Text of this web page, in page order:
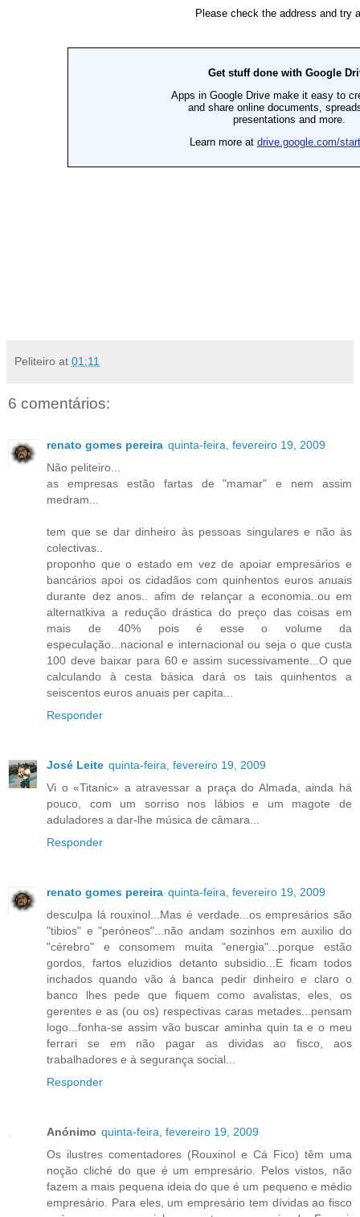
Peliteiro at 01:11
6 comentários:
renato gomes pereira quinta-feira, fevereiro 19, 2009
Não peliteiro...
as empresas estão fartas de "mamar" e nem assim
medram...
tem que se dar dinheiro às pessoas singulares e não às
colectivas..
proponho que o estado em vez de apoiar empresários e
bancários apoi os cidadãos com quinhentos euros anuais
durante dez anos.. afim de relançar a economia..ou em
alternatkiva a redução drástica do preço das coisas em
mais de 40% pois é esse o volume da
especulação...nacional e internacional ou seja o que custa
100 deve baixar para 60 e assim sucessivamente...O que
calculando à cesta básica dará os tais quinhentos a
seiscentos euros anuais per capita...
Responder
José Leite quinta-feira, fevereiro 19, 2009
Vi o «Titanic» a atravessar a praça do Almada, ainda há
pouco, com um sorriso nos lábios e um magote de
aduladores a dar-lhe música de câmara...
Responder
renato gomes pereira quinta-feira, fevereiro 19, 2009
desculpa lá rouxinol...Mas é verdade...os empresários são
"tibios" e "peróneos"...não andam sozinhos em auxilio do
"cérebro" e consomem muita "energia"...porque estão
gordos, fartos eluzidios detanto subsidio...E ficam todos
inchados quando vão á banca pedir dinheiro e claro o
banco lhes pede que fiquem como avalistas, eles, os
gerentes e as (ou os) respectivas caras metades...pensam
logo...fonha-se assim vão buscar aminha quin ta e o meu
ferrari se em não pagar as dividas ao fisco, aos
trabalhadores e à segurança social...
Responder
Anónimo quinta-feira, fevereiro 19, 2009
Os ilustres comentadores (Rouxinol e Cá Fico) têm uma
noção cliché do que é um empresário. Pelos vistos, não
fazem a mais pequena ideia do que é um pequeno e médio
empresário. Para eles, um empresário tem dívidas ao fisco